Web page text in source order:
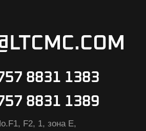
8831 1383
8831 1389
F2, 1, зона E,